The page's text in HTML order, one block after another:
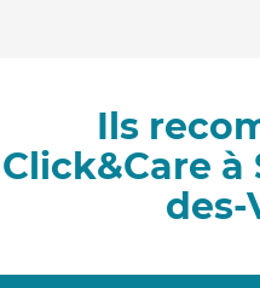
Ils
Click&Care
des-